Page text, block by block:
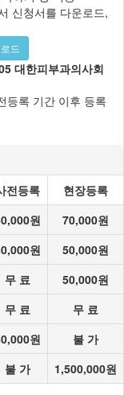
신청서를 다운로드,
드
대한피부과의사회
등록 기간 이후 등록
전등록
현장등록
원
70,000원
원
50,000원
무 료
50,000원
무 료
무 료
원
불 가
불 가 1,500,000원